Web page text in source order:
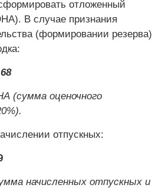
отложенный
В случае признания
(формировании резерва)
(сумма оценочного
отпускных:
начисленных отпускных и